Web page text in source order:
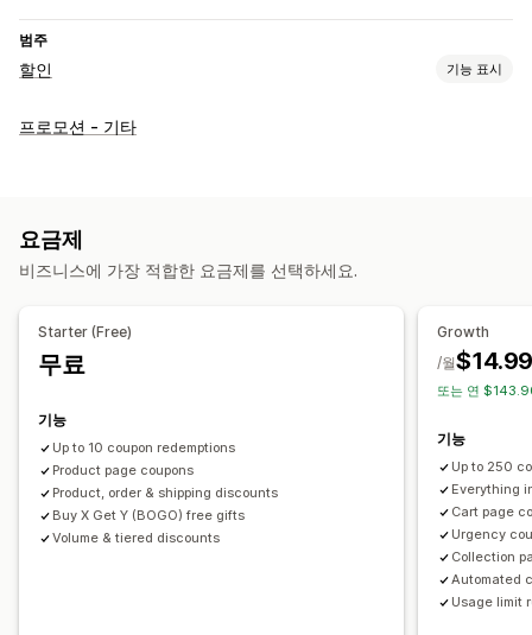
범주
할인 기능 표시
할인 유형
카운트다운 타이머
사용자 지정 할인
할인 관리
편집기 도구
할인 누적
추적
보고 분석
프로모션 - 기타
요금제
비즈니스에 가장 적합한 요금제를 선택하세요.
Starter (Free)
무료
기능
Up to 10 coupon redemptions
Product page coupons
Product, order & shipping discounts
Buy X Get Y (BOGO) free gifts
Volume & tiered discounts
Growth
/월
또는 연
기능
Up to 250
Everything
Cart page
Urgency
Collection
Automated
Usage limit